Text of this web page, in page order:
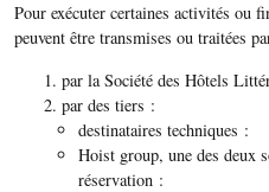
Pour exécuter certaines activités ou
peuvent être transmises ou traitées
par la Société des Hôtels
par des tiers :
destinataires techniques :
Hoist group, une des deux
réservation :